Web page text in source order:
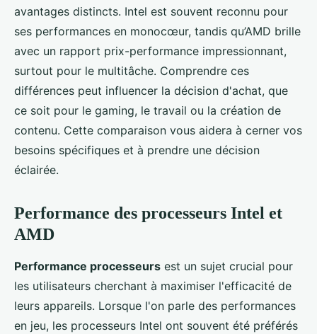
avantages distincts. Intel est souvent reconnu pour
ses performances en monocœur, tandis qu’AMD brille
avec un rapport prix-performance impressionnant,
surtout pour le multitâche. Comprendre ces
différences peut influencer la décision d'achat, que
ce soit pour le gaming, le travail ou la création de
contenu. Cette comparaison vous aidera à cerner vos
besoins spécifiques et à prendre une décision
éclairée.
Performance des processeurs Intel et
AMD
Performance processeurs est un sujet crucial pour
les utilisateurs cherchant à maximiser l'efficacité de
leurs appareils. Lorsque l'on parle des performances
en jeu, les processeurs Intel ont souvent été préférés